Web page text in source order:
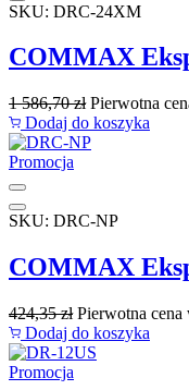
SKU: DRC-24XM
COMMAX
1 586,70zł Pierwotna
Dodaj do koszyka
Promocja
SKU: DRC-NP
COMMAX
424,35zł Pierwotna cena
Dodaj do koszyka
Promocja